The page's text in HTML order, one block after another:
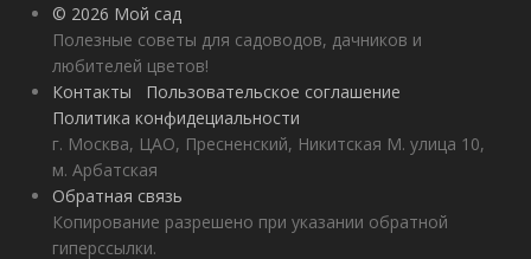
© 2026 Мой сад
Полезные советы для садоводов, дачников и
любителей цветов!
Контакты
Пользовательское соглашение
Политика конфидециальности
г. Москва, ЦАО, Пресненский, Никитская М. улица 10,
м. Арбатская
Обратная связь
Копирование разрешено при указании обратной
гиперссылки.